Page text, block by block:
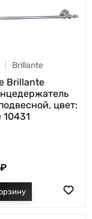
Brillante
Brillante
цвет: